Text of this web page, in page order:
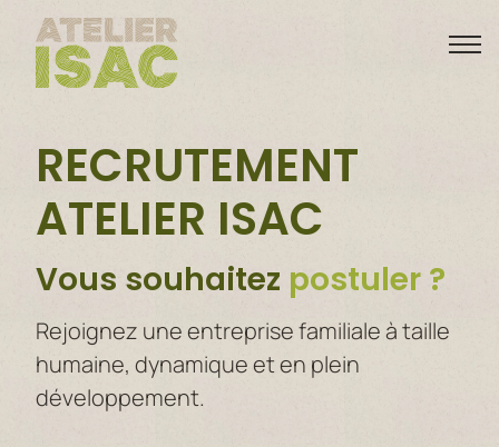
content
Contruction bois & rénovation
RECRUTEMENT
ATELIER ISAC
Vous souhaitez postuler ?
Rejoignez une entreprise familiale à taille
humaine, dynamique et en plein
développement.